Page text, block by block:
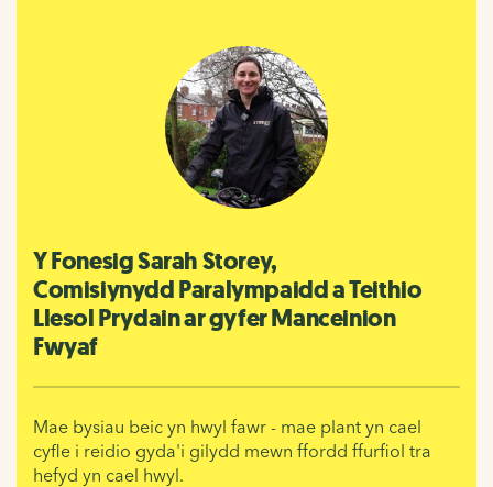
Y Fonesig Sarah Storey,
Comisiynydd Paralympaidd a Teithio
Llesol Prydain ar gyfer Manceinion
Fwyaf
Mae bysiau beic yn hwyl fawr - mae plant yn cael
cyfle i reidio gyda'i gilydd mewn ffordd ffurfiol tra
hefyd yn cael hwyl.